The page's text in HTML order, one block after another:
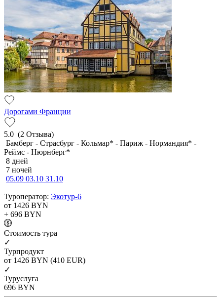
Дорогами Франции
5.0 (2 Отзыва)
Бамберг - Страсбург - Кольмар* - Париж - Нормандия* -
Реймс - Нюрнберг*
8 дней
7 ночей
05.09 03.10 31.10
Туроператор: Экотур-6
от 1426 BYN
+ 696 BYN
Cтоимость тура
✓
Турпродукт
от 1426 BYN (410 EUR)
✓
Туруслуга
696 BYN